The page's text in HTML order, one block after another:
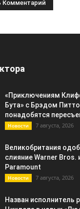
«Приключениям
Бута» с Брэдом
понадобятся
Новости 7 августа, 2026
Великобритания
слияние Warner Bros.
Paramount
Новости 7 августа, 2026
Назван исполнитель